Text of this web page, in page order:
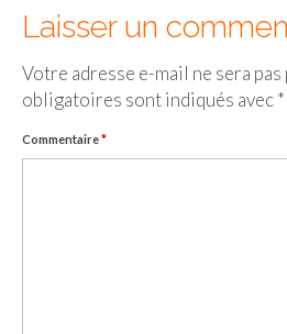
Restos japonais
Restos vietnamiens
Laisser un
Votre adresse e-mail ne sera
obligatoires sont indiqués avec*
Commentaire*